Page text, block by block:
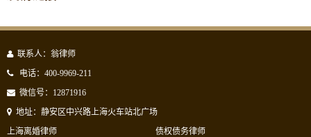
联系人：翁律师
电话：400-9969-211
微信号：12871916
地址：静安区中兴路上海火车站北广场
上海离婚律师
债权债务律师